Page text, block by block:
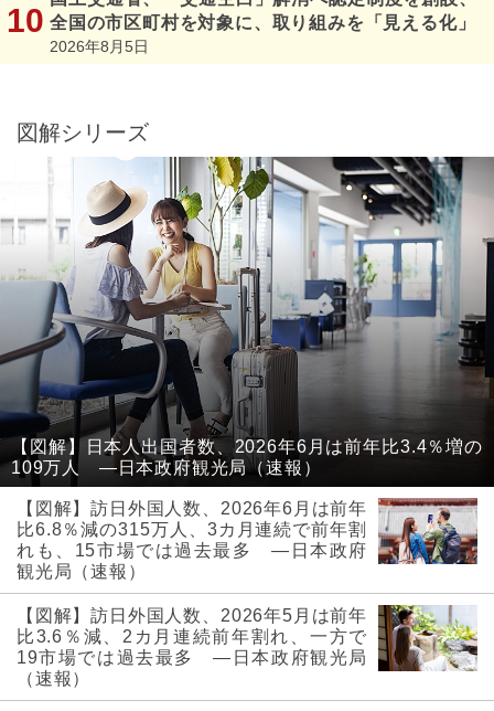
全国の市区町村を対象に、取り組みを「見える化」
2026年8月5日
図解シリーズ
【図解】日本人出国者数、2026年6月は前年比3.4％増の
109万人 ―日本政府観光局（速報）
【図解】訪日外国人数、2026年6月は前年
比6.8％減の315万人、3カ月連続で前年割
れも、15市場では過去最多 ―日本政府
観光局（速報）
【図解】訪日外国人数、2026年5月は前年
比3.6％減、2カ月連続前年割れ、一方で
19市場では過去最多 ―日本政府観光局
（速報）